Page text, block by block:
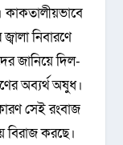
কাকতালীয়ভাবে
নিবারণে
জানিয়ে দিল-
অব্যর্থ অষুধ।
সেই রংবাজ
বিরাজ করছে।